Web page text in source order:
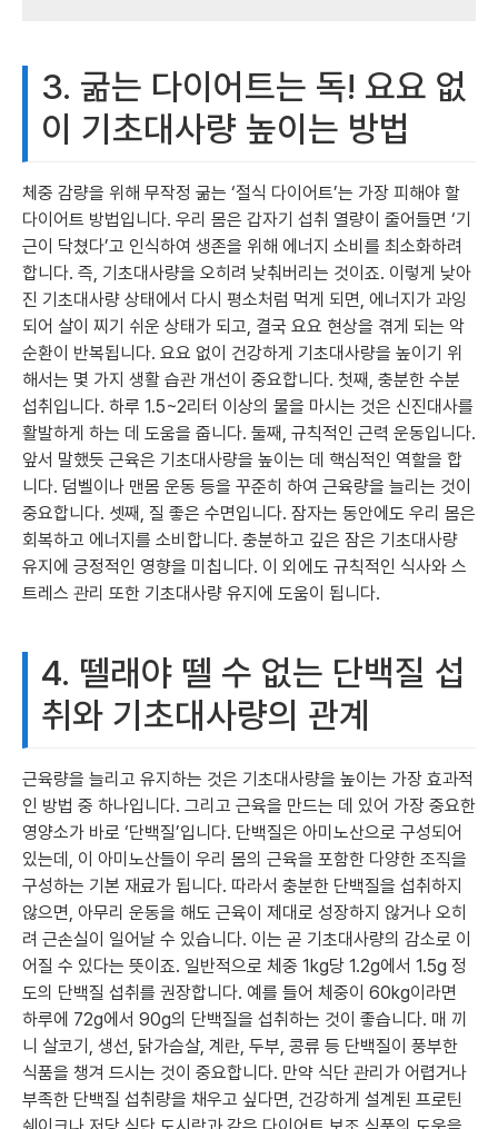
3. 굶는 다이어트는 독! 요요 없
이 기초대사량 높이는 방법
체중 감량을 위해 무작정 굶는 ‘절식 다이어트’는 가장 피해야 할
다이어트 방법입니다. 우리 몸은 갑자기 섭취 열량이 줄어들면 ‘기
근이 닥쳤다’고 인식하여 생존을 위해 에너지 소비를 최소화하려
합니다. 즉, 기초대사량을 오히려 낮춰버리는 것이죠. 이렇게 낮아
진 기초대사량 상태에서 다시 평소처럼 먹게 되면, 에너지가 과잉
되어 살이 찌기 쉬운 상태가 되고, 결국 요요 현상을 겪게 되는 악
순환이 반복됩니다. 요요 없이 건강하게 기초대사량을 높이기 위
해서는 몇 가지 생활 습관 개선이 중요합니다. 첫째, 충분한 수분
섭취입니다. 하루 1.5~2리터 이상의 물을 마시는 것은 신진대사를
활발하게 하는 데 도움을 줍니다. 둘째, 규칙적인 근력 운동입니다.
앞서 말했듯 근육은 기초대사량을 높이는 데 핵심적인 역할을 합
니다. 덤벨이나 맨몸 운동 등을 꾸준히 하여 근육량을 늘리는 것이
중요합니다. 셋째, 질 좋은 수면입니다. 잠자는 동안에도 우리 몸은
회복하고 에너지를 소비합니다. 충분하고 깊은 잠은 기초대사량
유지에 긍정적인 영향을 미칩니다. 이 외에도 규칙적인 식사와 스
트레스 관리 또한 기초대사량 유지에 도움이 됩니다.
4. 뗄래야 뗄 수 없는 단백질 섭
취와 기초대사량의 관계
근육량을 늘리고 유지하는 것은 기초대사량을 높이는 가장 효과적
인 방법 중 하나입니다. 그리고 근육을 만드는 데 있어 가장 중요한
영양소가 바로 ‘단백질’입니다. 단백질은 아미노산으로 구성되어
있는데, 이 아미노산들이 우리 몸의 근육을 포함한 다양한 조직을
구성하는 기본 재료가 됩니다. 따라서 충분한 단백질을 섭취하지
않으면, 아무리 운동을 해도 근육이 제대로 성장하지 않거나 오히
려 근손실이 일어날 수 있습니다. 이는 곧 기초대사량의 감소로 이
어질 수 있다는 뜻이죠. 일반적으로 체중 1kg당 1.2g에서 1.5g 정
도의 단백질 섭취를 권장합니다. 예를 들어 체중이 60kg이라면
하루에 72g에서 90g의 단백질을 섭취하는 것이 좋습니다. 매 끼
니 살코기, 생선, 닭가슴살, 계란, 두부, 콩류 등 단백질이 풍부한
식품을 챙겨 드시는 것이 중요합니다. 만약 식단 관리가 어렵거나
부족한 단백질 섭취량을 채우고 싶다면, 건강하게 설계된 프로틴